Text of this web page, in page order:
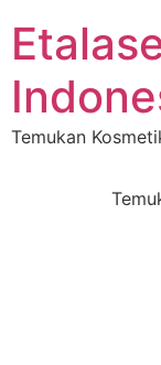
Temukan